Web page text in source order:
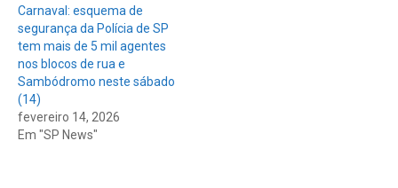
Carnaval: esquema de
segurança da Polícia de SP
tem mais de 5 mil agentes
nos blocos de rua e
Sambódromo neste sábado
(14)
fevereiro 14, 2026
Em "SP News"